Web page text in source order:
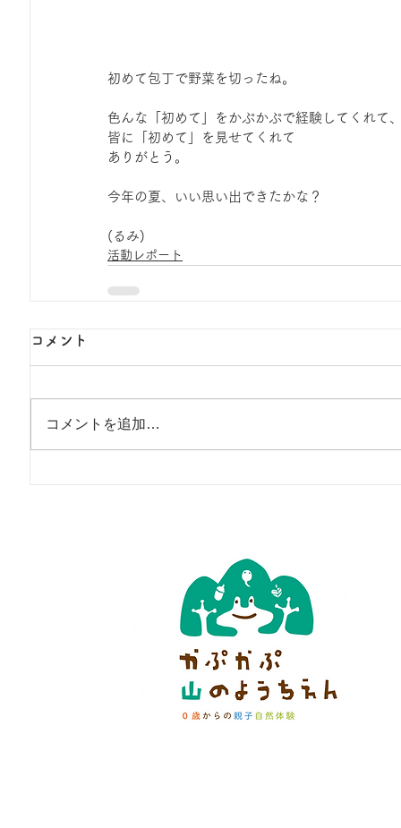
初めて包丁で野菜を切ったね。
色んな「初めて」をかぷかぷで経験してくれて
皆に「初めて」を見せてくれて
ありがとう。
今年の夏、いい思い出できたかな？
(るみ)
活動レポート
コメント
コメントを追加…